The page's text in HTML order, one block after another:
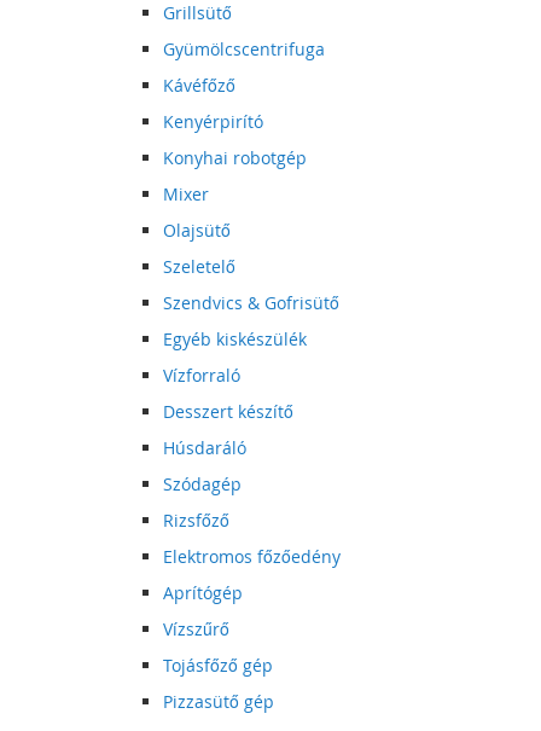
Grillsütő
Gyümölcscentrifuga
Kávéfőző
Kenyérpirító
Konyhai robotgép
Mixer
Olajsütő
Szeletelő
Szendvics & Gofrisütő
Egyéb kiskészülék
Vízforraló
Desszert készítő
Húsdaráló
Szódagép
Rizsfőző
Elektromos főzőedény
Aprítógép
Vízszűrő
Tojásfőző gép
Pizzasütő gép